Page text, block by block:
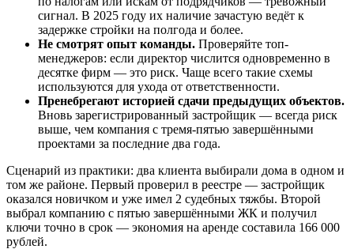
сигнал. В 2025 году их наличие зачастую ведёт к
задержке стройки на полгода и более.
Не смотрят опыт команды. Проверяйте топ-
менеджеров: если директор числится одновременно в
десятке фирм — это риск. Чаще всего такие схемы
используются для ухода от ответственности.
Пренебрегают историей сдачи предыдущих объектов.
Вновь зарегистрированный застройщик — всегда риск
выше, чем компания с тремя-пятью завершёнными
проектами за последние два года.
Сценарий из практики: два клиента выбирали дома в одном и
том же районе. Первый проверил в реестре — застройщик
оказался новичком и уже имел 2 судебных тяжбы. Второй
выбрал компанию с пятью завершёнными ЖК и получил
ключи точно в срок — экономия на аренде составила 166 000
рублей.